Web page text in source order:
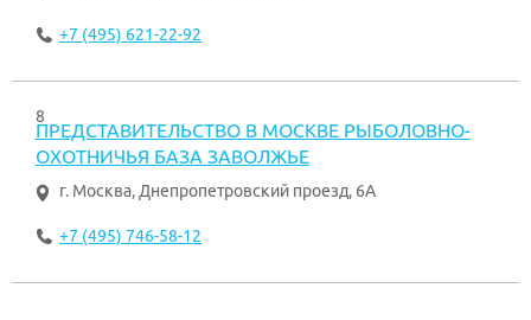
+7 (495) 621-22-92
8
ПРЕДСТАВИТЕЛЬСТВО В МОСКВЕ РЫБОЛОВНО-
ОХОТНИЧЬЯ БАЗА ЗАВОЛЖЬЕ
г. Москва, Днепропетровский проезд, 6А
+7 (495) 746-58-12